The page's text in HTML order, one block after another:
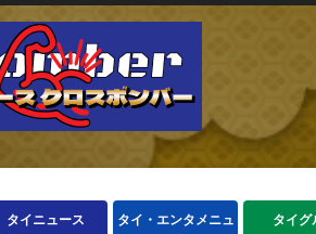
タイニュース タイ・エンタメニュ タイグ